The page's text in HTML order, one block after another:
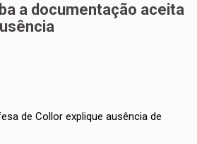
a documentação aceita